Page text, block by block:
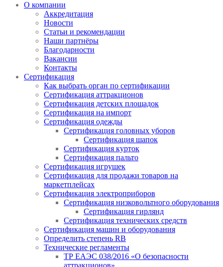
О компании
Аккредитация
Новости
Статьи и рекомендации
Наши партнёры
Благодарности
Вакансии
Контакты
Сертификация
Как выбрать орган по сертификации
Сертификация аттракционов
Сертификация детских площадок
Сертификация на импорт
Сертификация одежды
Сертификация головных уборов
Сертификация шапок
Сертификация курток
Сертификация пальто
Сертификация игрушек
Сертификация для продажи товаров на
маркетплейсах
Сертификация электроприборов
Сертификация низковольтного оборудования
Сертификация гирлянд
Сертификация технических средств
Сертификация машин и оборудования
Определить степень RB
Технические регламенты
ТР ЕАЭС 038/2016 «О безопасности
аттракционов»